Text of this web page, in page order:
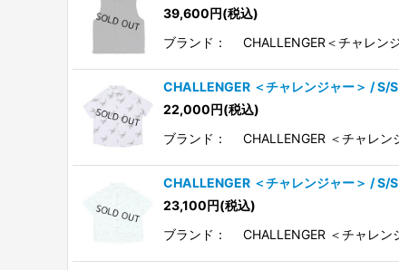
39,600円(税込)
ブランド： CHALLENGER＜チャレン
CHALLENGER ＜チャレンジャー＞ / S/
22,000円(税込)
ブランド： CHALLENGER ＜チャレ
CHALLENGER ＜チャレンジャー＞ / S/
23,100円(税込)
ブランド： CHALLENGER ＜チャレ